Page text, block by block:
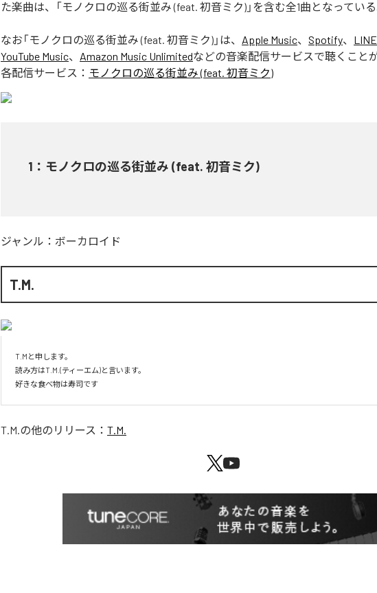
た楽曲は、「モノクロの巡る街並み (feat. 初音ミク)」を含む全1曲となっている
なお「モノクロの巡る街並み (feat. 初音ミク) 」は、 Apple Music、 Spotify、
YouTube Music、 Amazon Music Unlimitedなどの音楽配信サービスで聴くこと
各配信サービス： モノクロの巡る街並み (feat. 初音ミク)
1 ： モノクロの巡る街並み (feat. 初音ミク)
ジャンル： ボーカロイド
T.M.
T.Mと申します。
読み方はT.M.(ティーエム)と言います。
好きな食べ物は寿司です
T.M.の他のリリース： T.M.